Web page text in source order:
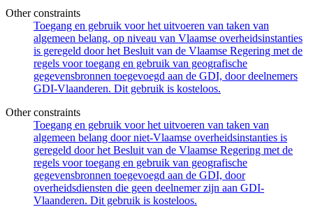
Other constraints
Toegang en gebruik voor het uitvoeren van taken van
algemeen belang, op niveau van Vlaamse overheidsinstanties
is geregeld door het Besluit van de Vlaamse Regering met de
regels voor toegang en gebruik van geografische
gegevensbronnen toegevoegd aan de GDI, door deelnemers
GDI-Vlaanderen. Dit gebruik is kosteloos.
Other constraints
Toegang en gebruik voor het uitvoeren van taken van
algemeen belang door niet-Vlaamse overheidsinstanties is
geregeld door het Besluit van de Vlaamse Regering met de
regels voor toegang en gebruik van geografische
gegevensbronnen toegevoegd aan de GDI, door
overheidsdiensten die geen deelnemer zijn aan GDI-
Vlaanderen. Dit gebruik is kosteloos.